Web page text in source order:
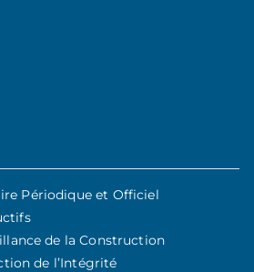
Périodique et Officiel
de la Construction
de l’Intégrité